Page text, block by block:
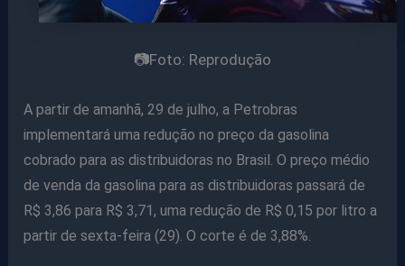
📷Foto: Reprodução
A partir de amanhã, 29 de julho, a Petrobras
implementará uma redução no preço da gasolina
cobrado para as distribuidoras no Brasil. O preço médio
de venda da gasolina para as distribuidoras passará de
R$ 3,86 para R$ 3,71, uma redução de R$ 0,15 por litro a
partir de sexta-feira (29). O corte é de 3,88%.